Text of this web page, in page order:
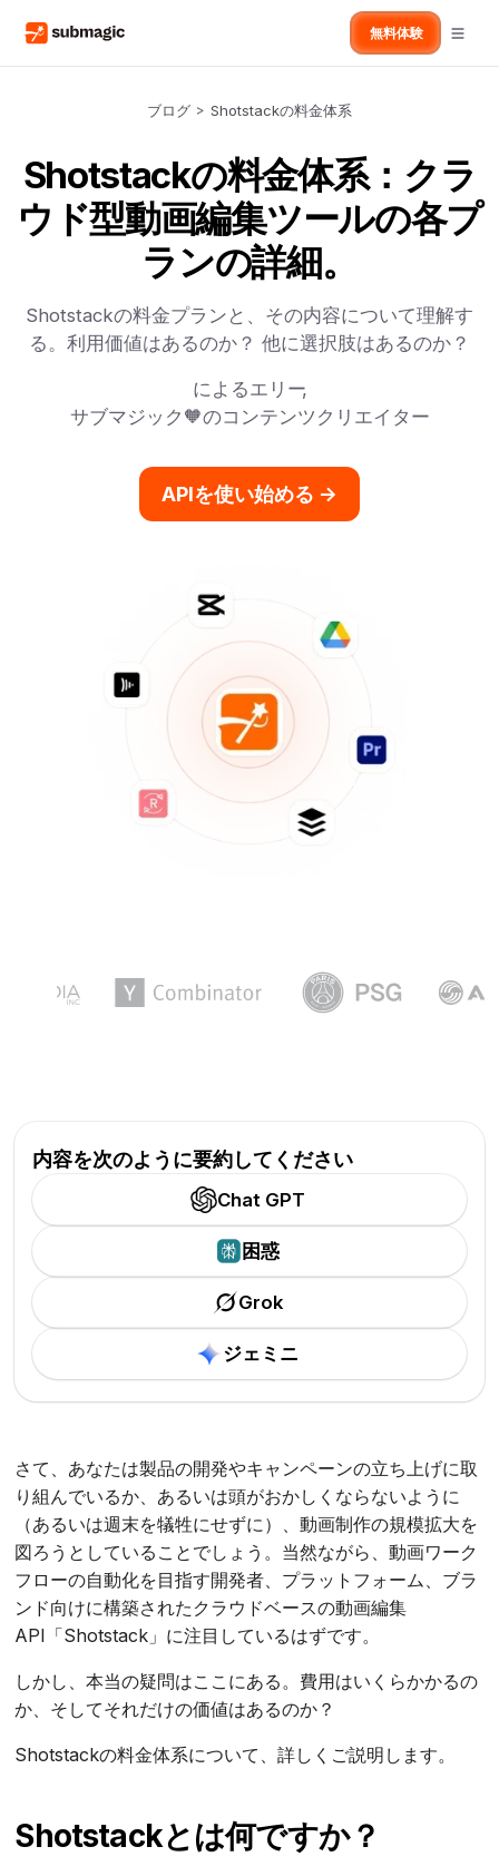
無料体験
ブログ > Shotstackの料金体系
Shotstackの料金体系：クラ
ウド型動画編集ツールの各プ
ランの詳細。
Shotstackの料金プランと、その内容について理解す
る。利用価値はあるのか？ 他に選択肢はあるのか？
によるエリー,
サブマジック🧡のコンテンツクリエイター
APIを使い始める ->
内容を次のように要約してください
Chat GPT
困惑
Grok
ジェミニ
さて、あなたは製品の開発やキャンペーンの立ち上げに取
り組んでいるか、あるいは頭がおかしくならないように
（あるいは週末を犠牲にせずに）、動画制作の規模拡大を
図ろうとしていることでしょう。当然ながら、動画ワーク
フローの自動化を目指す開発者、プラットフォーム、ブラ
ンド向けに構築されたクラウドベースの動画編集
API「Shotstack」に注目しているはずです。
しかし、本当の疑問はここにある。費用はいくらかかるの
か、そしてそれだけの価値はあるのか？
Shotstackの料金体系について、詳しくご説明します。
Shotstackとは何ですか？